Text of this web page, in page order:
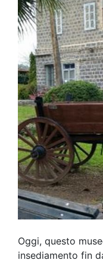
Oggi, questo
insediamento fin